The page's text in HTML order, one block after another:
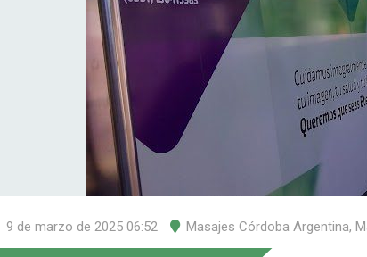
9 de marzo de 2025 06:52 Masajes Córdoba Argentina,